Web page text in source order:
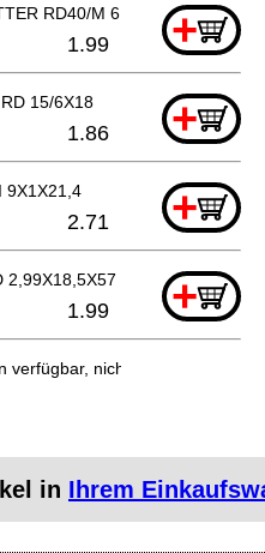
RD40/M 6 (DIN 934)
+
1.99
15/6X18 +
1.86
9X1X21,4 +
2.71
2,99X18,5X57 +
1.99
verfügbar, nicht bestellbar
in Ihrem